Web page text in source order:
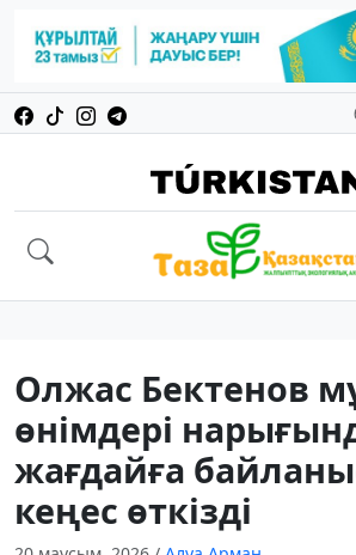
Олжас Бектенов
өнімдері
жағдайға
кеңес өткізді